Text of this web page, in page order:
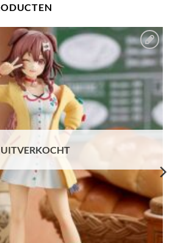
Toevoegen
aan
verlanglijst
UITVERKOCHT